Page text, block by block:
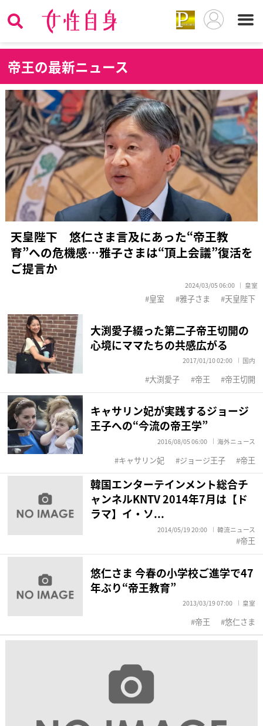
帝王の最新ニュース
天皇陛下 悠仁さま言及にあった“帝王教
育”への危機感…雅子さまは“頂上会議”復活を
ご提言か
2024/03/05 06:00 皇室
皇室 雅子さま 天皇陛下
大渕愛子綴った第二子帝王切開の
心境にママたちの共感広がる
2017/01/10 02:00 国内
大渕愛子 帝王 帝王切開
キャサリン妃が実践するジョージ
王子への“今流の帝王学”
2016/08/05 06:00 海外ニュース
キャサリン妃 ジョージ王子 帝王
韓国エンターテインメント総合チ
ャンネルKNTV 2014年7月は【ド
ラマ】イ・ソ...
2014/05/19 20:00 韓流ニュース
帝王
悠仁さま 今春の小学校ご進学で47
年ぶり“帝王教育”
2013/03/19 07:00 皇室
帝王 悠仁さま